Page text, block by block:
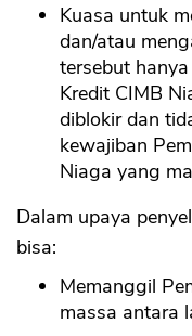
Kuasa untuk
dan/atau
tersebut
Kredit CIMB
diblokir dan
kewajiban
Niaga yang
Dalam upaya
bisa:
Memanggil
massa antara